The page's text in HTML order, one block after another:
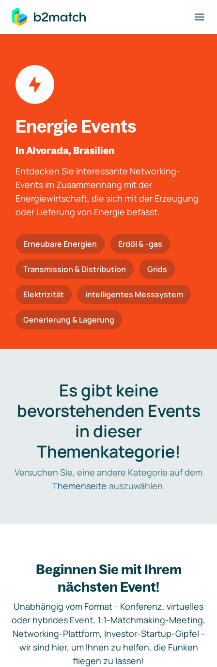
springen
Energie Events
In Alvorada, Brasilien
Entdecken Sie interessante Networking-
Events im Zusammenhang mit der
Energiewirtschaft, die sich mit der Erzeugung
oder Lieferung von Energie befasst.
Erneubare Energien Erdöl & -gas
Trans­mis­si­on & Distribution Grids
Elektrizität intelligentes Messsystem
Generierung & Lagerung
Es gibt keine
bevorstehenden Events
in dieser
Themenkategorie!
Versuchen Sie, eine andere Kategorie auf dem
Themenseite auszuwählen.
Beginnen Sie mit Ihrem
nächsten Event!
Unabhängig vom Format - Konferenz, virtuelles
oder hybrides Event, 1:1-Matchmaking-Meeting,
Networking-Plattform, Investor-Startup-Gipfel -
wir sind hier, um Ihnen zu helfen, die Funken
fliegen zu lassen!